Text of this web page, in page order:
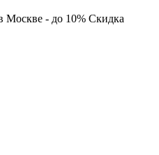
Москве - до 10% Скидка